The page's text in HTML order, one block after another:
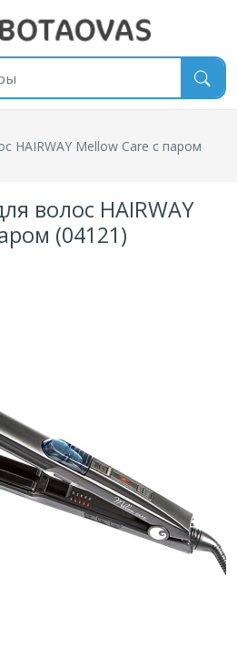
HAIRWAY Mellow Care с паром
волос HAIRWAY
(04121)